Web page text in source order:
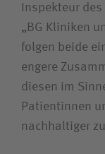
Inspekteur
„BG Kliniken
folgen beide
engere
diesen im
Patientinnen
nachhaltiger